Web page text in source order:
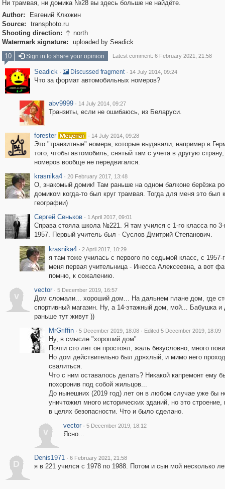
Ни трамвая, ни домика №28 вы здесь больше не найдёте.
Author:
Евгений Клюжин
Source:
transphoto.ru
Shooting direction:  north
Watermark signature:
uploaded by Seadick
10
Sign in to share your opinion Latest comment: 6 February 2021, 21:58
Seadick · Discussed fragment · 14 July 2014, 09:24
Что за формат автомобильных номеров?
abv9999 · 14 July 2014, 09:27
Транзиты, если не ошибаюсь, из Беларуси.
forester · 14 July 2014, 09:28
Это "транзитные" номера, которые выдавали, например в
того, чтобы автомобиль, снятый там с учета в другую страну,
номеров вообще не передвигался.
krasnika4 · 20 February 2017, 13:48
О, знакомый домик! Там раньше на одном балконе берёзка
домиком когда-то был круг трамвая. Тогда для меня это был
географии)
Сергей Сеньков · 1 April 2017, 09:01
Справа стояла школа №221. Я там учился с 1-го класса по 3-
1957. Первый учитель был - Суслов Дмитрий Степанович.
krasnika4 · 2 April 2017, 10:29
я там тоже училась с первого по седьмой класс, с 1957-
меня первая учительница - Инесса Алексеевна, а вот
помню, к сожалению.
v
vector · 5 December 2019, 16:57
Дом сломали... хороший дом... На дальнем плане дом, где
спортивный магазин. Ну, а 14-этажный дом, мой... Бабушка и
раньше тут живут ))
MrGriffin · 5 December 2019, 18:08 · Edited 5 December 2019, 18:09
Ну, в смысле "хороший дом"...
Почти сто лет он простоял, жаль безусловно, много
Но дом действительно был дряхлый, и мимо него
свалиться.
Что с ним оставалось делать? Никакой капремонт ему
похоронив под собой жильцов...
До нынешних (2019 год) лет он в любом случае уже бы
уничтожил много исторических зданий, но это
в целях безопасности. Что и было сделано.
v
vector · 5 December 2019, 18:12
Ясно...
D
Denis1971 · 6 February 2021, 21:58
я в 221 учился с 1978 по 1988. Потом и сын мой несколько